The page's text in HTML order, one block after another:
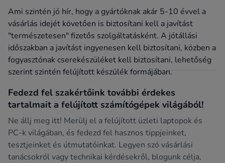
Ami szintén jó hír, hogy a gyártóknak akár 5-10 évvel a
vásárlás idejét követően is biztosítani kell a javítást
"természetesen" fizetős szolgáltatásként. A jótállási
időszakban a javítást ingyenesen kell biztosítani, közben a
fogyasztónak cserekészüléket kell biztosítani, lehetőség
szerint szintén felújított készülék formájában.
Fedezd fel szakértőink további érdekes
tartalmait a felújított számítógépek világából!
Ne állj meg itt! Merülj el a felújított üzleti laptopok és
PC-k világában, és fedezd fel hasznos tippjeinket,
tesztjeinket és útmutatóinkat. Legyen szó vásárlási
tanácsokról vagy technikai kérdésekről, blogunk célja,